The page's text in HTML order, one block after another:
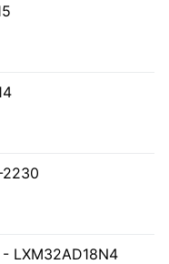
2230
LXM32AD18N4